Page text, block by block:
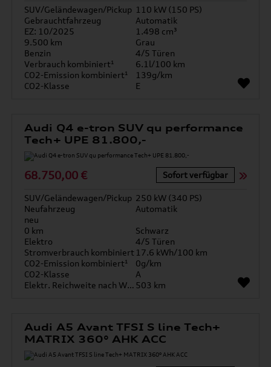
SUV/Geländewagen/Pickup 110 kW (150 PS)
Gebrauchtfahrzeug
Automatik
EZ: 10/2025
1.498 cm³
9.500 km
Grau
Benzin
4/5 Türen
Verbrauch kombiniert¹
6.1l/100 km
CO2-Emission kombiniert¹
139g/km
CO2-Klasse
E
Audi Q4 e-tron SUV qu performance
Tech+ UPE 81.800,-
68.750,00 € Sofort verfügbar
SUV/Geländewagen/Pickup 250 kW (340 PS)
Neufahrzeug
Automatik
neu
0 km
Schwarz
Elektro
4/5 Türen
Stromverbrauch kombiniert 17.6 kWh/100 km
CO2-Emission kombiniert¹
0g/km
CO2-Klasse
A
Elektr. Reichweite nach WLTP* 503 km
Audi A5 Avant TFSI S line Tech+
MATRIX 360° AHK ACC